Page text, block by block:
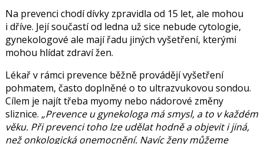
Na prevenci chodí dívky zpravidla od 15 let, ale mohou
i dříve. Její součastí od ledna už sice nebude cytologie,
gynekologové ale mají řadu jiných vyšetření, kterými
mohou hlídat zdraví žen.
Lékař v rámci prevence běžně provádějí vyšetření
pohmatem, často doplněné o to ultrazvukovou sondou.
Cílem je najít třeba myomy nebo nádorové změny
sliznice. Prevence u gynekologa má smysl, a to v každém
věku. Při prevenci toho lze udělat hodně a objevit i jiná,
než onkologická onemocnění. Navíc ženy můžeme